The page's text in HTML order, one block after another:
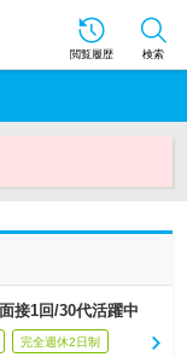
閲覧履歴 検索
接1回/30代活躍中
完全週休2日制